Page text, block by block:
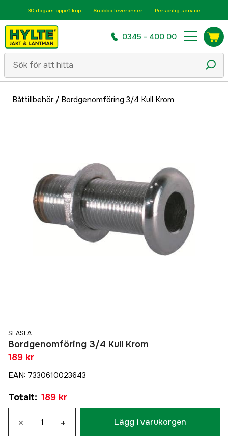
30 dagars öppet köp Snabba leveranser Personlig service
0345 - 400 00
Båttillbehör/ Bordgenomföring 3/4 Kull Krom
SEASEA
Bordgenomföring 3/4 Kull Krom
189 kr
EAN: 7330610023643
Totalt: 189 kr
× + Lägg i varukorgen